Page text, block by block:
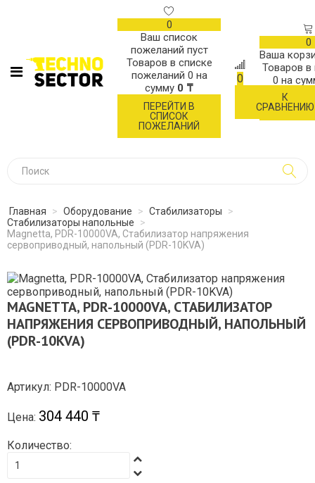
0
Ваш список
пожеланий пуст
Товаров в списке
пожеланий 0 на
сумму 0 ₸
ПЕРЕЙТИ В
СПИСОК
ПОЖЕЛАНИЙ
0
К
СРАВНЕНИЮ
0
Ваша
Товаров в
0 на
Главная > Оборудование > Стабилизаторы
>
Стабилизаторы напольные
>
Magnetta, PDR-10000VA, Стабилизатор напряжения
сервоприводный, напольный (PDR-10KVA)
MAGNETTA, PDR-10000VA, СТАБИЛИЗАТОР
НАПРЯЖЕНИЯ СЕРВОПРИВОДНЫЙ, НАПОЛЬНЫЙ
(PDR-10KVA)
Артикул: PDR-10000VA
Цена: 304 440 ₸
Количество: